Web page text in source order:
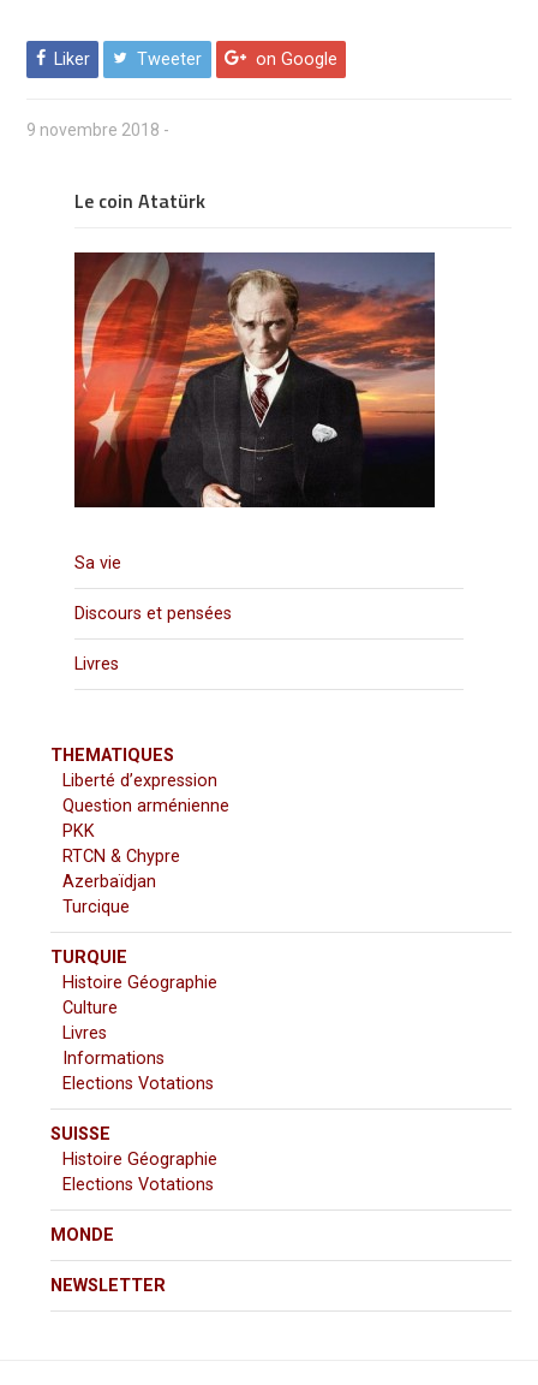
Liker Tweeter on Google
9 novembre 2018 -
Le coin Atatürk
Sa vie
Discours et pensées
Livres
THEMATIQUES
Liberté d’expression
Question arménienne
PKK
RTCN & Chypre
Azerbaïdjan
Turcique
TURQUIE
Histoire Géographie
Culture
Livres
Informations
Elections Votations
SUISSE
Histoire Géographie
Elections Votations
MONDE
NEWSLETTER